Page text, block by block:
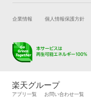
恵庭市
小樽市
1日車検
整備保証
コンピューター診断
車検の基礎知識
試乗・商談
キズ修理予約
メンテナンス管理
タイヤ交換サービス
自動車カタログ
企業情報 個人情報保護方針
楽天グループ
アプリ一覧 お問い合わせ一覧